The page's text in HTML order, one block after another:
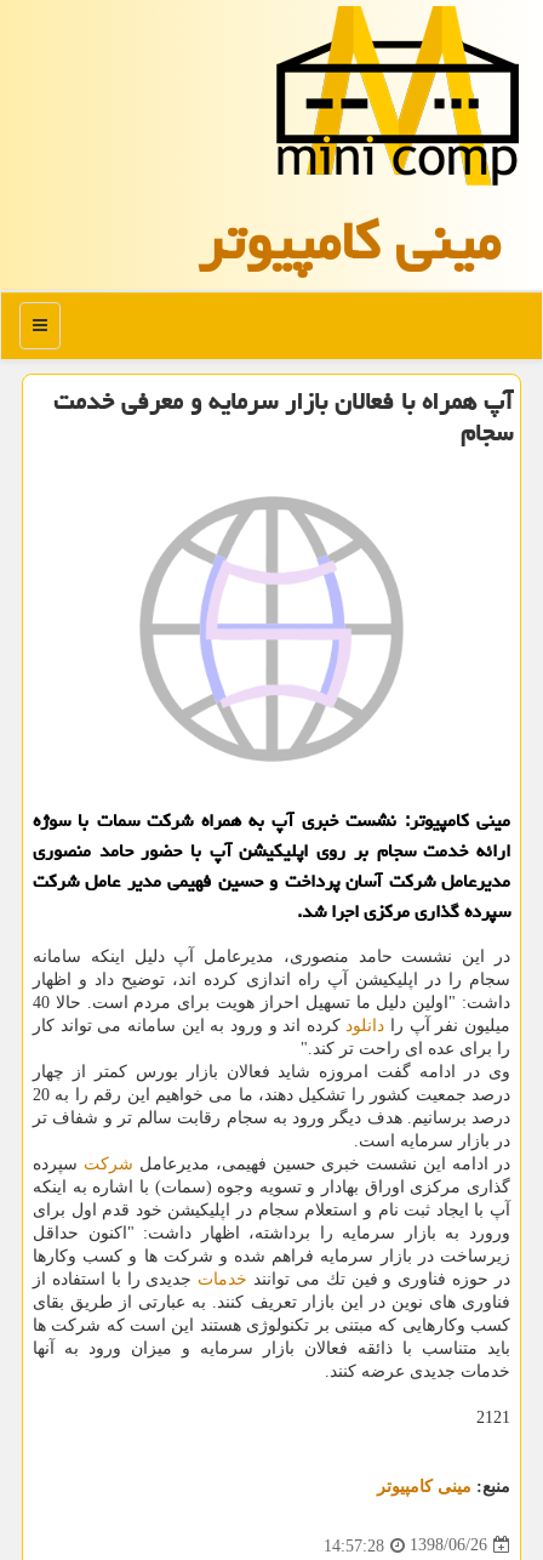
مینی كامپیوتر
منو
آپ همراه با فعالان بازار سرمایه و معرفی خدمت
سجام
مینی كامپیوتر: نشست خبری آپ به همراه شركت سمات با سوژه
ارائه خدمت سجام بر روی اپلیكیشن آپ با حضور حامد منصوری
مدیرعامل شركت آسان پرداخت و حسین فهیمی مدیر عامل شركت
سپرده گذاری مركزی اجرا شد.
در این نشست حامد منصوری، مدیرعامل آپ دلیل اینكه سامانه
سجام را در اپلیكیشن آپ راه اندازی كرده اند، توضیح داد و اظهار
داشت: "اولین دلیل ما تسهیل احراز هویت برای مردم است. حالا 40
میلیون نفر آپ را دانلود كرده اند و ورود به این سامانه می تواند كار
را برای عده ای راحت تر كند."
وی در ادامه گفت امروزه شاید فعالان بازار بورس كمتر از چهار
درصد جمعیت كشور را تشكیل دهند، ما می خواهیم این رقم را به 20
درصد برسانیم. هدف دیگر ورود به سجام رقابت سالم تر و شفاف تر
در بازار سرمایه است.
در ادامه این نشست خبری حسین فهیمی، مدیرعامل شركت سپرده
گذاری مركزی اوراق بهادار و تسویه وجوه (سمات) با اشاره به اینكه
آپ با ایجاد ثبت نام و استعلام سجام در اپلیكیشن خود قدم اول برای
ورورد به بازار سرمایه را برداشته، اظهار داشت: "اكنون حداقل
زیرساخت در بازار سرمایه فراهم شده و شركت ها و كسب وكارها
در حوزه فناوری و فین تك می توانند خدمات جدیدی را با استفاده از
فناوری های نوین در این بازار تعریف كنند. به عبارتی از طریق بقای
كسب وكارهایی كه مبتنی بر تكنولوژی هستند این است كه شركت ها
باید متناسب با ذائقه فعالان بازار سرمایه و میزان ورود به آنها
خدمات جدیدی عرضه كنند.
2121
منبع: مینی كامپیوتر
1398/06/26
14:57:28